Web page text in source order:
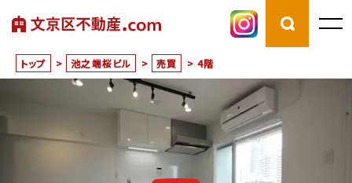
トップ > 池之端桜ビル > 売買 > 4階